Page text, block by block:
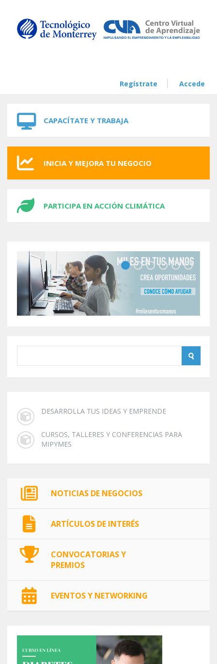
Regístrate Accede
CAPACÍTATE Y TRABAJA
INICIA Y MEJORA TU NEGOCIO
PARTICIPA EN ACCIÓN CLIMÁTICA
DESARROLLA TUS IDEAS Y EMPRENDE
CURSOS, TALLERES Y CONFERENCIAS PARA
MIPYMES
NOTICIAS DE NEGOCIOS
ARTÍCULOS DE INTERÉS
CONVOCATORIAS Y
PREMIOS
EVENTOS Y NETWORKING